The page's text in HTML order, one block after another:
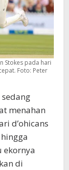
Stokes pada hari
Foto: Peter
menahan
d’ohicans
ekornya
di